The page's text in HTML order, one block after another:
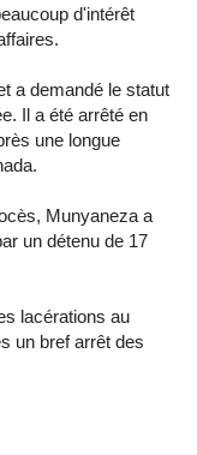
d'intérêt
a demandé le statut
Il a été arrêté en
une longue
Munyaneza a
un détenu de 17
lacérations au
un bref arrêt des